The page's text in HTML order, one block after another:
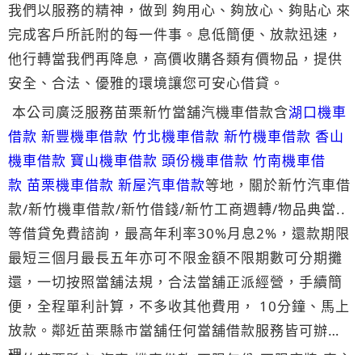
我們以服務的精神，做到 夠用心、夠放心、夠貼心 來
完成客戶所託附的每一件事。息低簡便、放款迅速，
他行轉當我們再降息，高價收購各類有價物品，提供
安全、合法、優雅的環境讓您可安心借貸。
本公司廣泛服務苗栗新竹當舖汽機車借款含湖口機車
借款 新豐機車借款 竹北機車借款 新竹機車借款 香山
機車借款 寶山機車借款 頭份機車借款 竹南機車借
款 苗栗機車借款 新屋汽車借款等地，關於新竹汽車借
款/新竹機車借款/新竹借錢/新竹工商週轉/物品典當..
等借貸免費諮詢，最高年利率30%月息2%，還款期限
最短三個月最長五年亦可不限金額不限期數可分期攤
還，一切按照當舖法規，合法當舖正派經營，手續簡
便，全程單利計算，不多收其他費用， 10分鐘、馬上
放款。鄰近苗栗縣市當舖任何當舖借款服務皆可辦